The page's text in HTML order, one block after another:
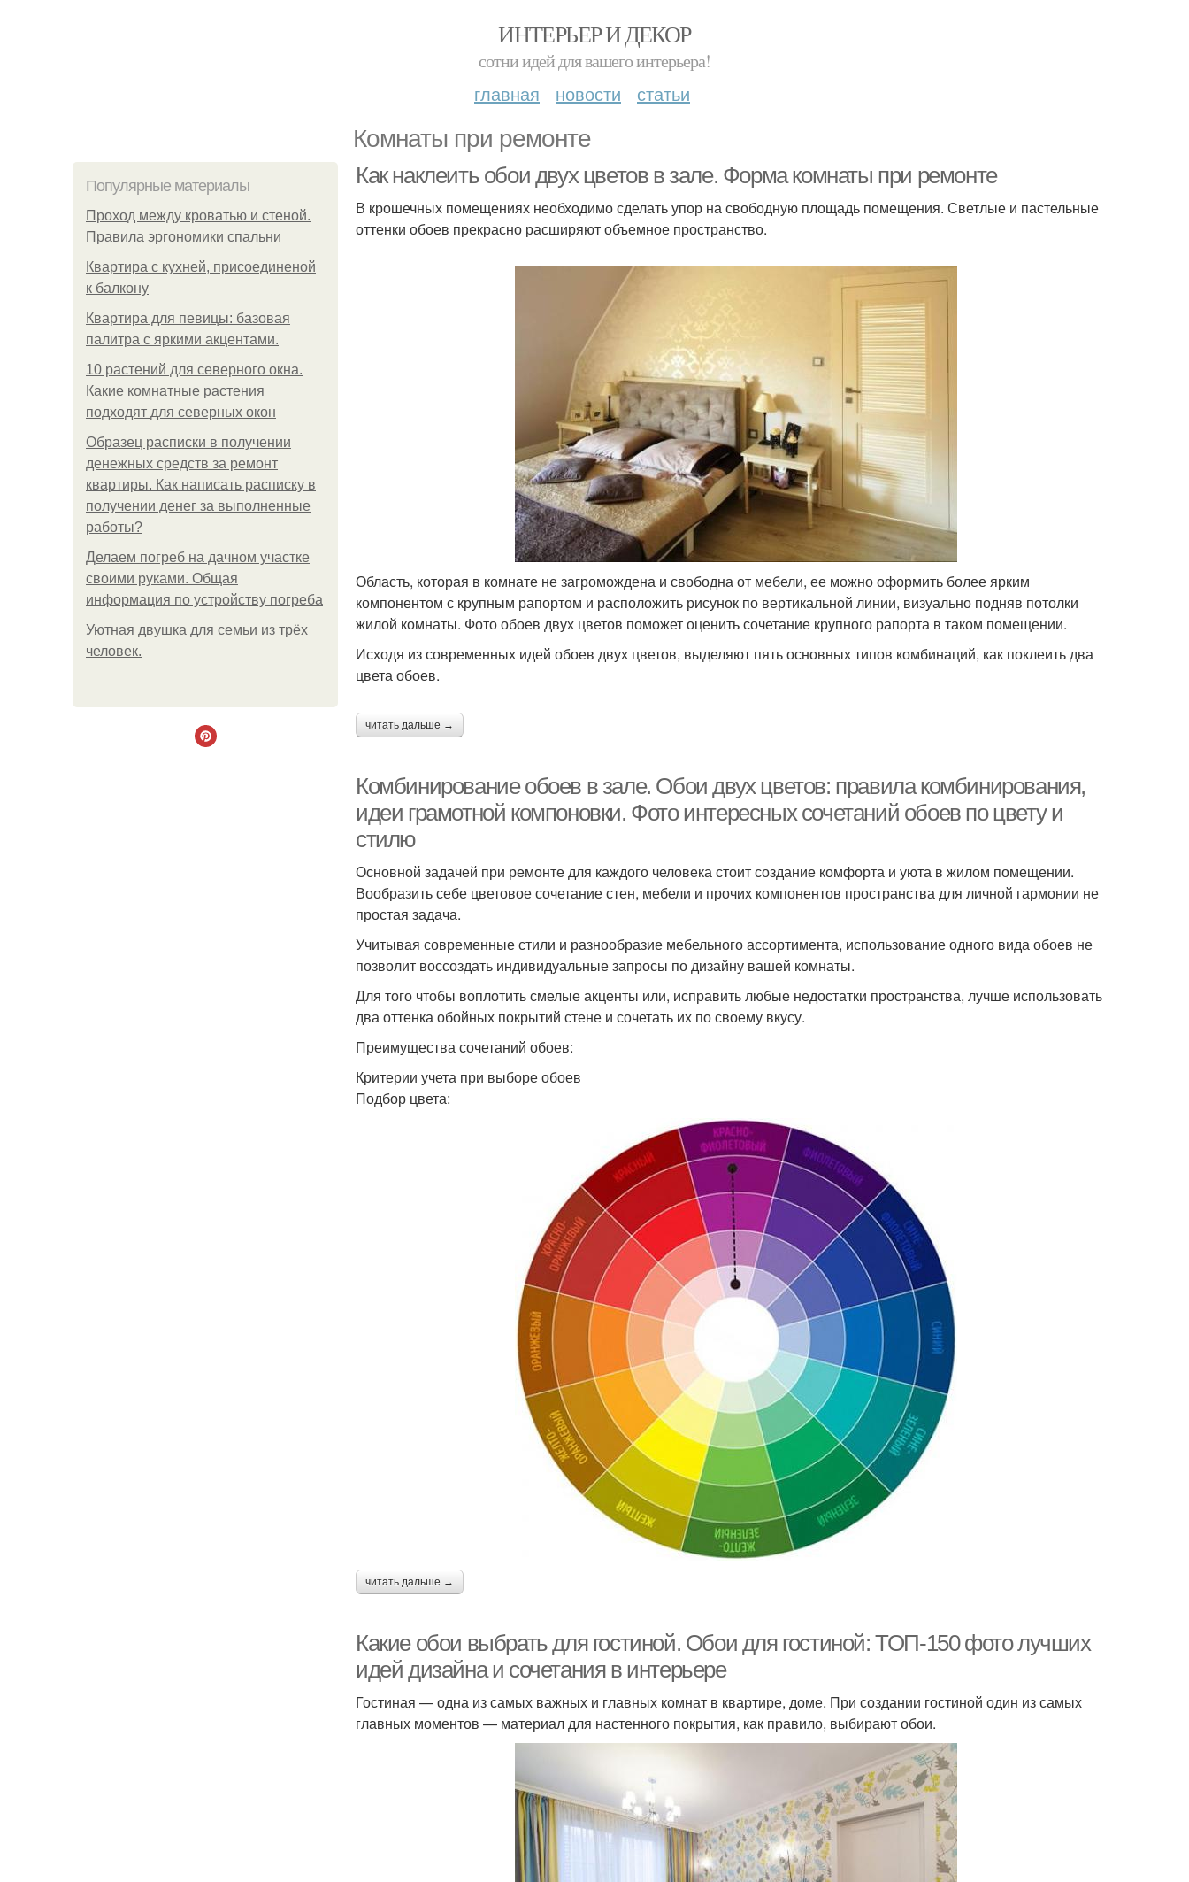
ИНТЕРЬЕР И ДЕКОР
сотни идей для вашего интерьера!
главная новости статьи
Комнаты при ремонте
Популярные материалы
Проход между кроватью и стеной.
Правила эргономики спальни
Квартира с кухней, присоединеной
к балкону
Квартира для певицы: базовая
палитра с яркими акцентами.
10 растений для северного окна.
Какие комнатные растения
подходят для северных окон
Образец расписки в получении
денежных средств за ремонт
квартиры. Как написать расписку в
получении денег за выполненные
работы?
Делаем погреб на дачном участке
своими руками. Общая
информация по устройству погреба
Уютная двушка для семьи из трёх
человек.
Как наклеить обои двух цветов в зале. Форма комнаты при ремонте
В крошечных помещениях необходимо сделать упор на свободную площадь помещения. Светлые и пастельные
оттенки обоев прекрасно расширяют объемное пространство.
Область, которая в комнате не загромождена и свободна от мебели, ее можно оформить более ярким
компонентом с крупным рапортом и расположить рисунок по вертикальной линии, визуально подняв потолки
жилой комнаты. Фото обоев двух цветов поможет оценить сочетание крупного рапорта в таком помещении.
Исходя из современных идей обоев двух цветов, выделяют пять основных типов комбинаций, как поклеить два
цвета обоев.
читать дальше →
Комбинирование обоев в зале. Обои двух цветов: правила комбинирования,
идеи грамотной компоновки. Фото интересных сочетаний обоев по цвету и
стилю
Основной задачей при ремонте для каждого человека стоит создание комфорта и уюта в жилом помещении.
Вообразить себе цветовое сочетание стен, мебели и прочих компонентов пространства для личной гармонии не
простая задача.
Учитывая современные стили и разнообразие мебельного ассортимента, использование одного вида обоев не
позволит воссоздать индивидуальные запросы по дизайну вашей комнаты.
Для того чтобы воплотить смелые акценты или, исправить любые недостатки пространства, лучше использовать
два оттенка обойных покрытий стене и сочетать их по своему вкусу.
Преимущества сочетаний обоев:
Критерии учета при выборе обоев
Подбор цвета:
читать дальше →
Какие обои выбрать для гостиной. Обои для гостиной: ТОП-150 фото лучших
идей дизайна и сочетания в интерьере
Гостиная — одна из самых важных и главных комнат в квартире, доме. При создании гостиной один из самых
главных моментов — материал для настенного покрытия, как правило, выбирают обои.